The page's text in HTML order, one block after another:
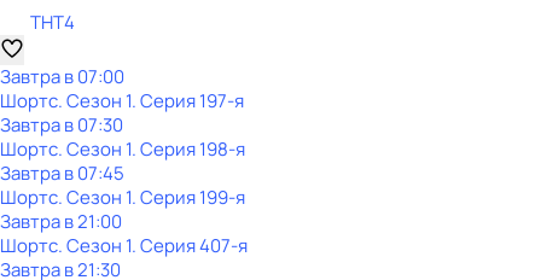
ТНТ4
Завтра в 07:00
Шортс. Сезон 1. Серия 197-я
Завтра в 07:30
Шортс. Сезон 1. Серия 198-я
Завтра в 07:45
Шортс. Сезон 1. Серия 199-я
Завтра в 21:00
Шортс. Сезон 1. Серия 407-я
Завтра в 21:30